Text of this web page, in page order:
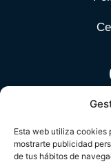
Esta web utiliza cookies
mostrarte publicidad
de tus hábitos de
Avda. de Europa